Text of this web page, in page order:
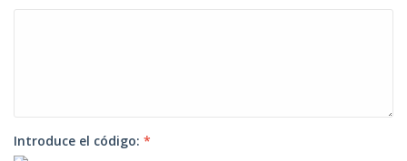
Introduce el código: *